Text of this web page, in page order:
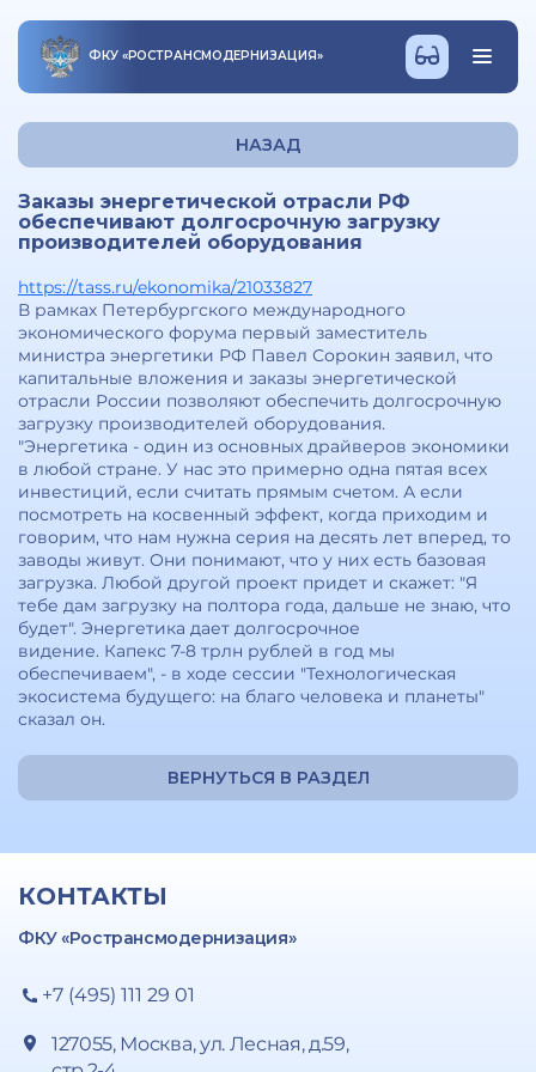
ФКУ «РОСТРАНСМОДЕРНИЗАЦИЯ»
НАЗАД
Заказы энергетической отрасли РФ
обеспечивают долгосрочную загрузку
производителей оборудования
https://tass.ru/ekonomika/21033827
В рамках Петербургского международного
экономического форума первый заместитель
министра энергетики РФ Павел Сорокин заявил, что
капитальные вложения и заказы энергетической
отрасли России позволяют обеспечить долгосрочную
загрузку производителей оборудования.
"Энергетика - один из основных драйверов экономики
в любой стране. У нас это примерно одна пятая всех
инвестиций, если считать прямым счетом. А если
посмотреть на косвенный эффект, когда приходим и
говорим, что нам нужна серия на десять лет вперед, то
заводы живут. Они понимают, что у них есть базовая
загрузка. Любой другой проект придет и скажет: "Я
тебе дам загрузку на полтора года, дальше не знаю, что
будет". Энергетика дает долгосрочное
видение. Капекс 7-8 трлн рублей в год мы
обеспечиваем", - в ходе сессии "Технологическая
экосистема будущего: на благо человека и планеты"
сказал он.
ВЕРНУТЬСЯ В РАЗДЕЛ
КОНТАКТЫ
ФКУ «Ространсмодернизация»
+7 (495) 111 29 01
127055, Москва, ул. Лесная, д.59,